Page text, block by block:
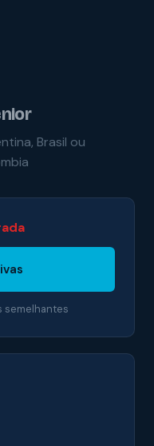
Brasil ou
semelhantes